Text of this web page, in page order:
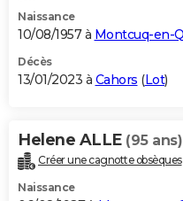
Naissance
10/08/1957 à Montcuq-en-
Décès
13/01/2023 à Cahors (Lot)
Helene ALLE (95 ans)
Créer une cagnotte obsèques
Naissance